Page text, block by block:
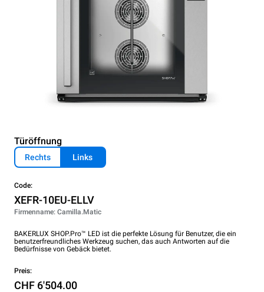
Türöffnung
Rechts Links
Code:
XEFR-10EU-ELLV
Firmenname: Camilla.Matic
BAKERLUX SHOP.Pro™ LED ist die perfekte Lösung für Benutzer, die ein
benutzerfreundliches Werkzeug suchen, das auch Antworten auf die
Bedürfnisse von Gebäck bietet.
Preis:
CHF 6'504.00